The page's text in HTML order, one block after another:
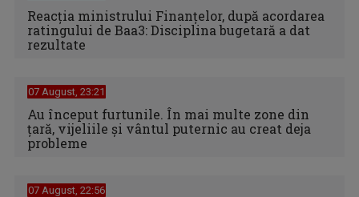
Reacția ministrului Finanțelor, după acordarea
ratingului de Baa3: Disciplina bugetară a dat
rezultate
07 August, 23:21
Au început furtunile. În mai multe zone din
țară, vijeliile și vântul puternic au creat deja
probleme
07 August, 22:56